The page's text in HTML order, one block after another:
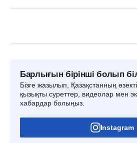
Барлығын бірінші болып
Бізге жазылып, Қазақстанның
қызықты суреттер, видеолар мен
хабардар болыңыз.
Instagram